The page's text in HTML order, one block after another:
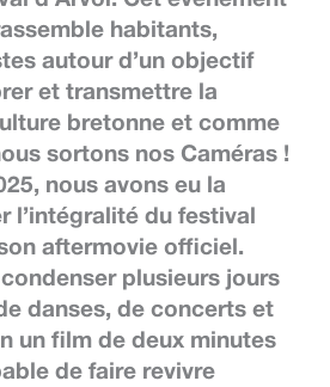
habitants,
autour d’un objectif
et transmettre la
bretonne et comme
sortons nos Caméras !
nous avons eu la
l’intégralité du festival
aftermovie officiel.
condenser plusieurs jours
danses, de concerts et
un film de deux minutes
de faire revivre